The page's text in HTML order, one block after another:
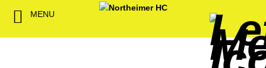
MENU
Back Back
1. Herren
Back
Back
NHC
Back
Back
Back Back
Vorstand
Back
Back
Back